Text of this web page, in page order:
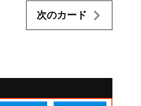
次のカード